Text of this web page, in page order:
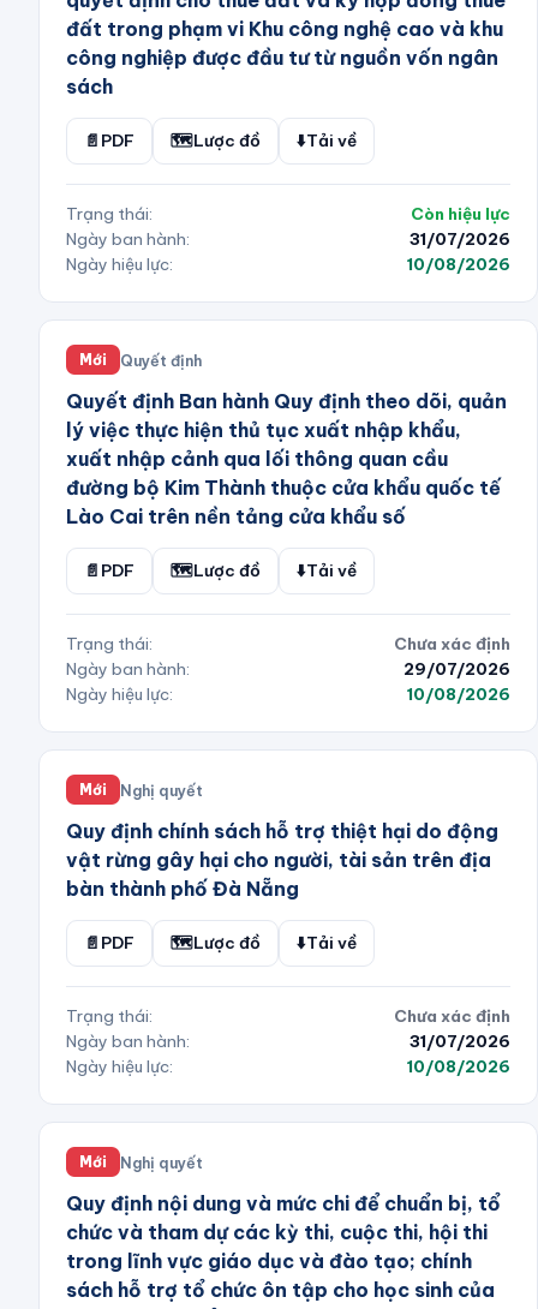
đất trong phạm vi Khu công nghệ cao và khu
công nghiệp được đầu tư từ nguồn vốn ngân
sách
📄 PDF 🗺️Lược đồ ⬇️Tải về
Trạng thái:
Còn hiệu lực
Ngày ban hành:
31/07/2026
Ngày hiệu lực:
10/08/2026
Mới Quyết định
Quyết định Ban hành Quy định theo dõi, quản
lý việc thực hiện thủ tục xuất nhập khẩu,
xuất nhập cảnh qua lối thông quan cầu
đường bộ Kim Thành thuộc cửa khẩu quốc tế
Lào Cai trên nền tảng cửa khẩu số
📄 PDF 🗺️Lược đồ ⬇️Tải về
Trạng thái:
Chưa xác định
Ngày ban hành:
29/07/2026
Ngày hiệu lực:
10/08/2026
Mới Nghị quyết
Quy định chính sách hỗ trợ thiệt hại do động
vật rừng gây hại cho người, tài sản trên địa
bàn thành phố Đà Nẵng
📄 PDF 🗺️Lược đồ ⬇️Tải về
Trạng thái:
Chưa xác định
Ngày ban hành:
31/07/2026
Ngày hiệu lực:
10/08/2026
Mới Nghị quyết
Quy định nội dung và mức chi để chuẩn bị, tổ
chức và tham dự các kỳ thi, cuộc thi, hội thi
trong lĩnh vực giáo dục và đào tạo; chính
sách hỗ trợ tổ chức ôn tập cho học sinh của